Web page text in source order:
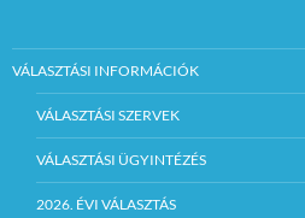
VÁLASZTÁSI INFORMÁCIÓK
VÁLASZTÁSI SZERVEK
VÁLASZTÁSI ÜGYINTÉZÉS
2026. ÉVI VÁLASZTÁS